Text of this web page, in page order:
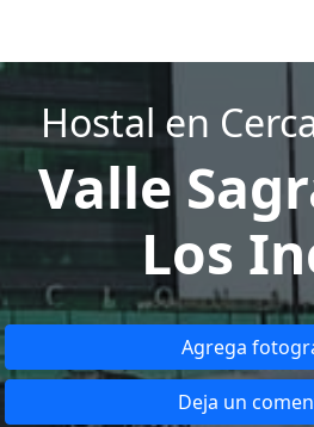
Hostal en
Valle
Los
Agrega
Deja un